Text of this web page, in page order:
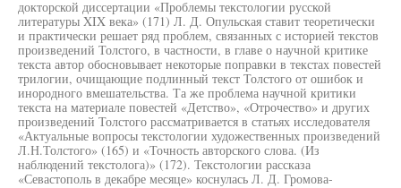
докторской диссертации «Проблемы текстологии русской
литературы XIX века» (171) Л. Д. Опульская ставит теоретически
и практически решает ряд проблем, связанных с историей текстов
произведений Толстого, в частности, в главе о научной критике
текста автор обосновывает некоторые поправки в текстах повестей
трилогии, очищающие подлинный текст Толстого от ошибок и
инородного вмешательства. Та же проблема научной критики
текста на материале повестей «Детство», «Отрочество» и других
произведений Толстого рассматривается в статьях исследователя
«Актуальные вопросы текстологии художественных произведений
Л.Н.Толстого» (165) и «Точность авторского слова. (Из
наблюдений текстолога)» (172). Текстологии рассказа
«Севастополь в декабре месяце» коснулась Л. Д. Громова-